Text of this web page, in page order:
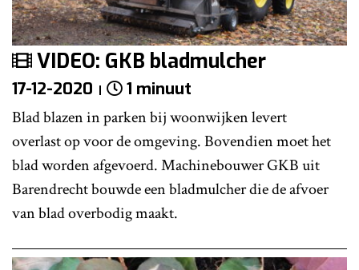
VIDEO: GKB bladmulcher
17-12-2020 1 minuut
Blad blazen in parken bij woonwijken levert
overlast op voor de omgeving. Bovendien moet het
blad worden afgevoerd. Machinebouwer GKB uit
Barendrecht bouwde een bladmulcher die de afvoer
van blad overbodig maakt.